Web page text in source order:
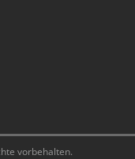
vorbehalten.